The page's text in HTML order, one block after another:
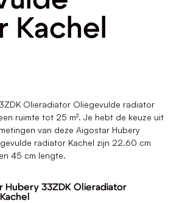
Kachel
Olieradiator Oliegevulde radiator
ruimte tot 25 m². Je hebt de keuze uit
van deze Aigostar Hubery
radiator Kachel zijn 22.60 cm
45 cm lengte.
Hubery 33ZDK Olieradiator